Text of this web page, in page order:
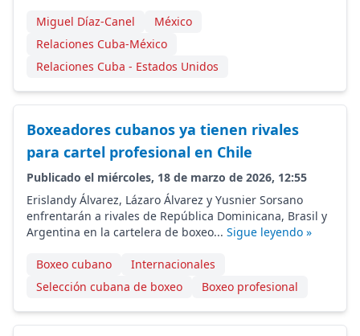
Miguel Díaz-Canel
México
Relaciones Cuba-México
Relaciones Cuba - Estados Unidos
Boxeadores cubanos ya tienen rivales
para cartel profesional en Chile
Publicado el miércoles, 18 de marzo de 2026, 12:55
Erislandy Álvarez, Lázaro Álvarez y Yusnier Sorsano
enfrentarán a rivales de República Dominicana, Brasil y
Argentina en la cartelera de boxeo... Sigue leyendo »
Boxeo cubano
Internacionales
Selección cubana de boxeo
Boxeo profesional